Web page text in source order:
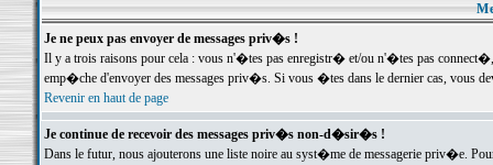
Je ne peux pas envoyer de messages priv�s !
Il y a trois raisons pour cela : vous n'�tes pas enregistr� et/ou n'�tes pas
emp�che d'envoyer des messages priv�s. Si vous �tes dans le dernier cas, vous
Revenir en haut de page
Je continue de recevoir des messages priv�s non-d�sir�s !
Dans le futur, nous ajouterons une liste noire au syst�me de messagerie priv�e.